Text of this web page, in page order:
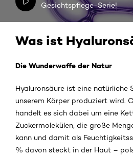
Gesichtspflege-Serie!
Was ist
Die Wunderwaffe der Natur
Hyaluronsäure ist eine natürliche
unserem Körper produziert wird.
handelt es sich dabei um eine
Zuckermolekülen, die große
kann und damit als
% davon steckt in der Haut –